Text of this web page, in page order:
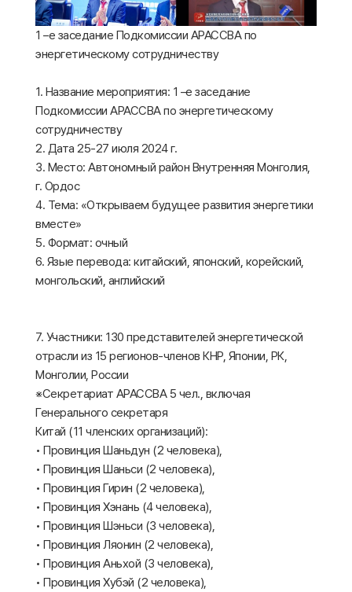
1 –е заседание Подкомиссии АРАССВА по
энергетическому сотрудничеству
1. Название мероприятия: 1 –е заседание
Подкомиссии АРАССВА по энергетическому
сотрудничеству
2. Дата 25-27 июля 2024 г.
3. Место: Автономный район Внутренняя Монголия,
г. Ордос
4. Тема: «Открываем будущее развития энергетики
вместе»
5. Формат: очный
6. Язые перевода: китайский, японский, корейский,
монгольский, английский
7. Участники: 130 представителей энергетической
отрасли из 15 регионов-членов КНР, Японии, РК,
Монголии, России
※Секретариат АРАССВА 5 чел., включая
Генерального секретаря
Китай (11 членских организаций):
• Провинция Шаньдун (2 человека),
• Провинция Шаньси (2 человека),
• Провинция Гирин (2 человека),
• Провинция Хэнань (4 человека),
• Провинция Шэньси (3 человека),
• Провинция Ляонин (2 человека),
• Провинция Аньхой (3 человека),
• Провинция Хубэй (2 человека),